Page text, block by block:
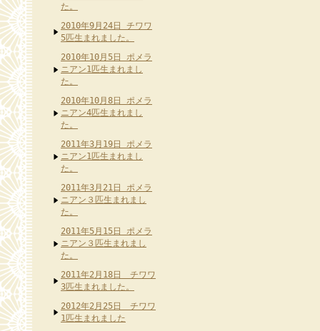
た。
2010年9月24日 チワワ
5匹生まれました。
2010年10月5日 ポメラ
ニアン1匹生まれまし
た。
2010年10月8日 ポメラ
ニアン4匹生まれまし
た。
2011年3月19日 ポメラ
ニアン1匹生まれまし
た。
2011年3月21日 ポメラ
ニアン３匹生まれまし
た。
2011年5月15日 ポメラ
ニアン３匹生まれまし
た。
2011年2月18日 チワワ
3匹生まれました。
2012年2月25日 チワワ
1匹生まれました